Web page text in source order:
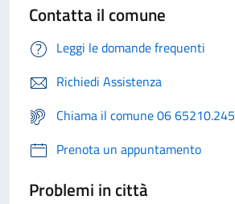
Contatta il comune
Leggi le domande frequenti
Richiedi Assistenza
Chiama il comune 06 65210.245
Prenota un appuntamento
Problemi in città